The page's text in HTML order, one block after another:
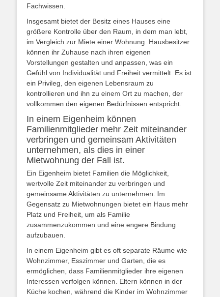
Fachwissen.
Insgesamt bietet der Besitz eines Hauses eine
größere Kontrolle über den Raum, in dem man lebt,
im Vergleich zur Miete einer Wohnung. Hausbesitzer
können ihr Zuhause nach ihren eigenen
Vorstellungen gestalten und anpassen, was ein
Gefühl von Individualität und Freiheit vermittelt. Es ist
ein Privileg, den eigenen Lebensraum zu
kontrollieren und ihn zu einem Ort zu machen, der
vollkommen den eigenen Bedürfnissen entspricht.
In einem Eigenheim können
Familienmitglieder mehr Zeit miteinander
verbringen und gemeinsam Aktivitäten
unternehmen, als dies in einer
Mietwohnung der Fall ist.
Ein Eigenheim bietet Familien die Möglichkeit,
wertvolle Zeit miteinander zu verbringen und
gemeinsame Aktivitäten zu unternehmen. Im
Gegensatz zu Mietwohnungen bietet ein Haus mehr
Platz und Freiheit, um als Familie
zusammenzukommen und eine engere Bindung
aufzubauen.
In einem Eigenheim gibt es oft separate Räume wie
Wohnzimmer, Esszimmer und Garten, die es
ermöglichen, dass Familienmitglieder ihre eigenen
Interessen verfolgen können. Eltern können in der
Küche kochen, während die Kinder im Wohnzimmer